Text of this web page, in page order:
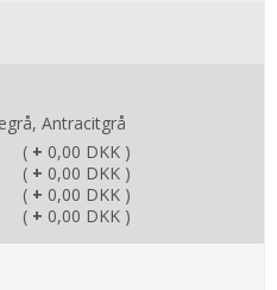
Antracitgrå
( + 0,00 DKK )
( + 0,00 DKK )
( + 0,00 DKK )
( + 0,00 DKK )